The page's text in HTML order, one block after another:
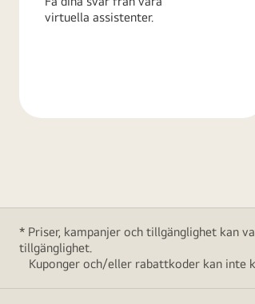
virtuella assistenter.
* Priser, kampanjer och tillgänglighet kan
tillgänglighet.
Kuponger och/eller rabattkoder kan inte